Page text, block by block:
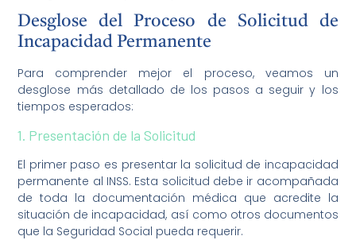
Desglose del Proceso de Solicitud de
Incapacidad Permanente
Para comprender mejor el proceso, veamos un
desglose más detallado de los pasos a seguir y los
tiempos esperados:
1. Presentación de la Solicitud
El primer paso es presentar la solicitud de incapacidad
permanente al INSS. Esta solicitud debe ir acompañada
de toda la documentación médica que acredite la
situación de incapacidad, así como otros documentos
que la Seguridad Social pueda requerir.